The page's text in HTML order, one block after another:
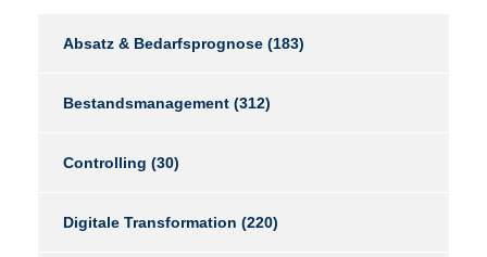
Absatz & Bedarfsprognose (183)
Bestandsmanagement (312)
Controlling (30)
Digitale Transformation (220)